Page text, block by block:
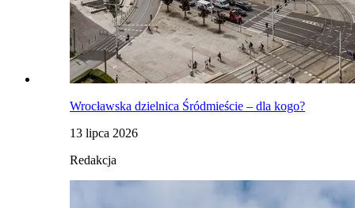
Wrocławska dzielnica Śródmieście – dla kogo?
13 lipca 2026
Redakcja